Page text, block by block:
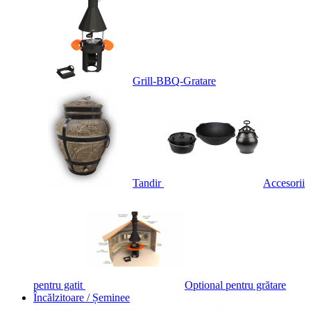
Grill-BBQ-Gratare
Tandir Accesorii
pentru gatit
Optional pentru grătare
Încălzitoare / Șeminee